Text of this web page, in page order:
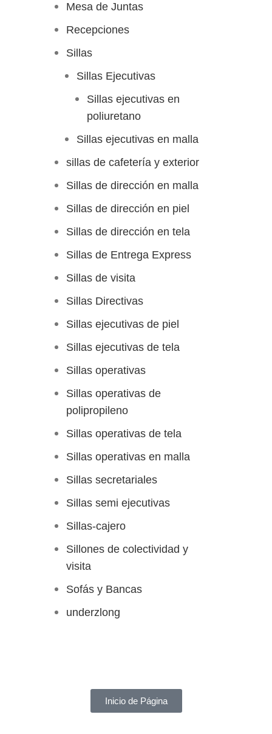
Mesa de Juntas
Recepciones
Sillas
Sillas Ejecutivas
Sillas ejecutivas en
poliuretano
Sillas ejecutivas en malla
sillas de cafetería y exterior
Sillas de dirección en malla
Sillas de dirección en piel
Sillas de dirección en tela
Sillas de Entrega Express
Sillas de visita
Sillas Directivas
Sillas ejecutivas de piel
Sillas ejecutivas de tela
Sillas operativas
Sillas operativas de
polipropileno
Sillas operativas de tela
Sillas operativas en malla
Sillas secretariales
Sillas semi ejecutivas
Sillas-cajero
Sillones de colectividad y
visita
Sofás y Bancas
underzlong
Inicio de Página